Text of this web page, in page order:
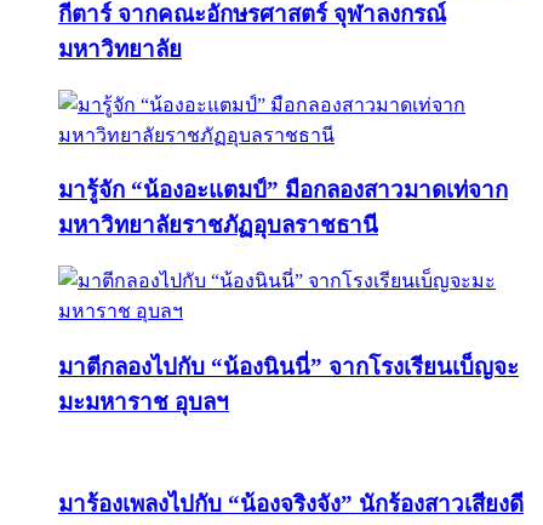
กีตาร์ จากคณะอักษรศาสตร์ จุฬาลงกรณ์
มหาวิทยาลัย
มารู้จัก “น้องอะแตมป์” มือกลองสาวมาดเท่จาก
มหาวิทยาลัยราชภัฏอุบลราชธานี
มาตีกลองไปกับ “น้องนินนี่” จากโรงเรียนเบ็ญจะ
มะมหาราช อุบลฯ
มาร้องเพลงไปกับ “น้องจริงจัง” นักร้องสาวเสียงดี